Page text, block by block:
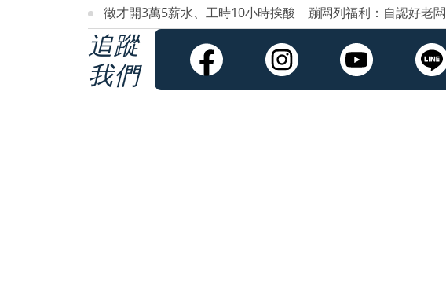
徵才開3萬5薪水、工時10小時挨酸 蹦闆列福利：自認好老闆
追蹤
我們